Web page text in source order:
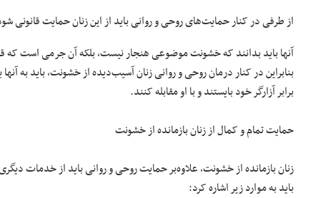
از طرفی در کنار حمایت‌های روحی و روانی باید از این زنان حمایت قانونی
آنها باید بدانند که خشونت موضوعی هنجار نیست، بلکه آن جرمی است که
بنابراین در کنار درمان روحی و روانی زنان آسیب‌دیده از خشونت، باید به
برابر آزارگر خود بایستند و با او مقابله کنند.
حمایت تمام و کمال از زنان بازمانده از خشونت
زنان بازمانده از خشونت، علاوه‌بر حمایت روحی و روانی باید از خدمات
باید به موارد زیر اشاره کرد: